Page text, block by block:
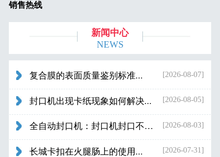
销售热线
新闻中心
NEWS
复合膜的表面质量鉴别标准... [2026-08-07]
封口机出现卡纸现象如何解决... [2026-08-05]
全自动封口机：封口机封口不好应检查什... [2026-08-03]
长城卡扣在火腿肠上的使用... [2026-07-31]